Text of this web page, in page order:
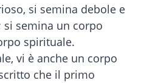
si semina debole e
semina un corpo
spirituale.
vi è anche un corpo
che il primo